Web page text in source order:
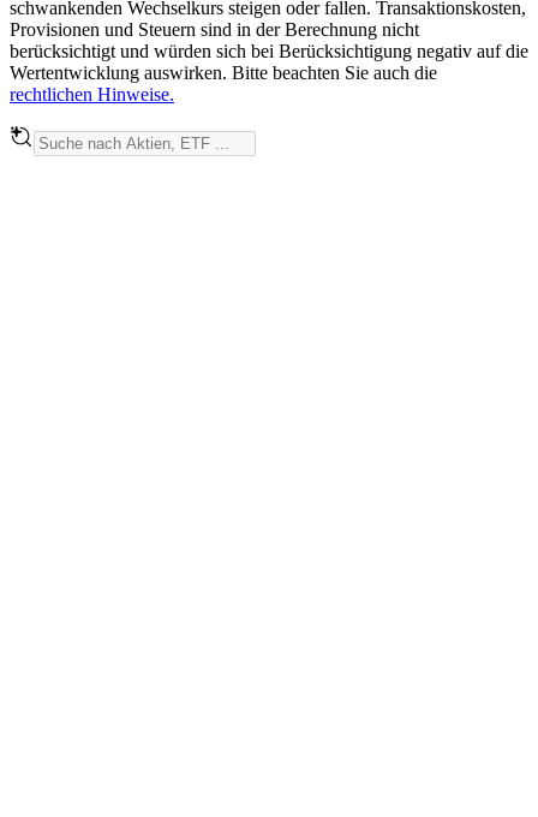
schwankenden Wechselkurs steigen oder fallen. Transaktionskosten,
Provisionen und Steuern sind in der Berechnung nicht
berücksichtigt und würden sich bei Berücksichtigung negativ auf die
Wertentwicklung auswirken. Bitte beachten Sie auch die
rechtlichen Hinweise.